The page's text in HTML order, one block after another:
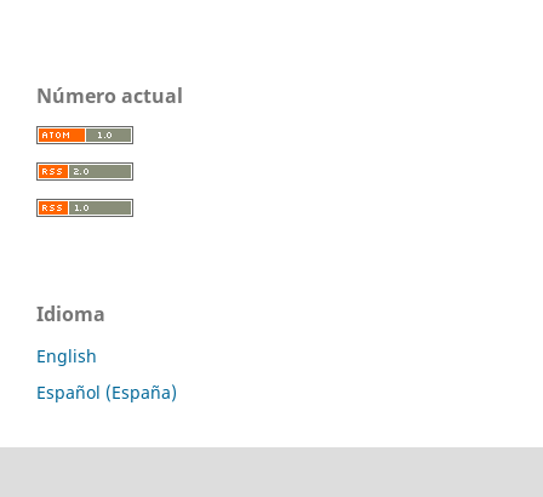
Número actual
Idioma
English
Español (España)